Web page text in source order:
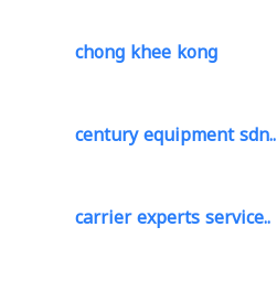
chong khee kong
century equipment sdn..
carrier experts service..